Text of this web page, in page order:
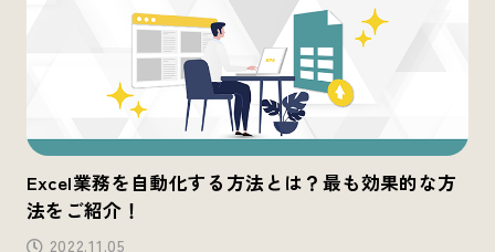
Excel業務を自動化する方法とは？最も効果的な方
法をご紹介！
2022.11.05